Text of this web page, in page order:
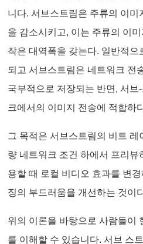
니다. 서브스트림은 주류의 이미
을 감소시키고, 이는 주류의 이
작은 대역폭을 갖는다. 일반적으
되고 서브스트림은 네트워크 전
국부적으로 저장되는 반면, 서브
크에서의 이미지 전송에 적합하
그 목적은 서브스트림의 비트
량 네트워크 조건 하에서 프리
용할 때 로컬 비디오 효과를 변
징의 부드러움을 개선하는 것이
위의 이론을 바탕으로 사람들이
를 이해할 수 있습니다. 서브 스